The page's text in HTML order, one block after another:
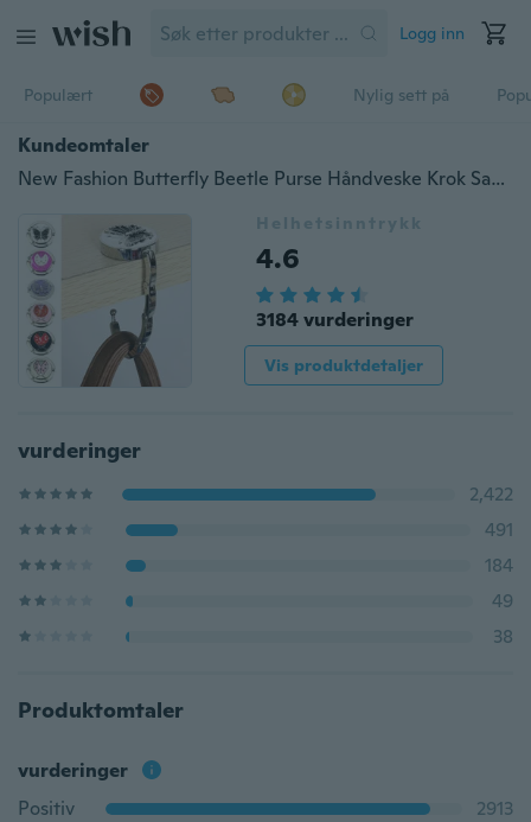
Logg inn
Populært Nylig sett på
Kundeomtaler
New Fashion Butterfly Beetle Purse Håndveske Krok Sammenleggbar henger
Helhetsinntrykk
4.6
3184 vurderinger
Vis produktdetaljer
vurderinger
2,422
491
184
49
38
Produktomtaler
vurderinger
Positiv
2913